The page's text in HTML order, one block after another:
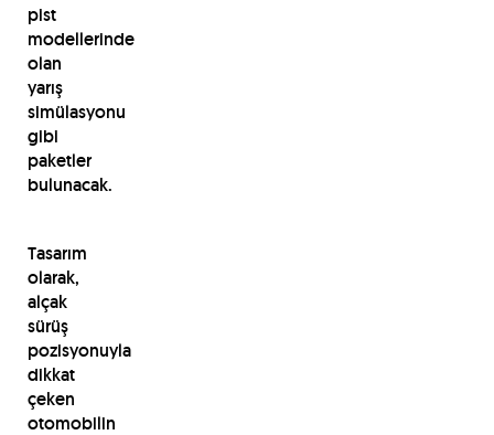
pist
modellerinde
olan
yarış
simülasyonu
gibi
paketler
bulunacak.
Tasarım
olarak,
alçak
sürüş
pozisyonuyla
dikkat
çeken
otomobilin